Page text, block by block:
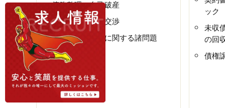
債務整理・自己破産
建物明渡・立退交渉
マンション管理に関する諸問題
ック
未収
の回
債権